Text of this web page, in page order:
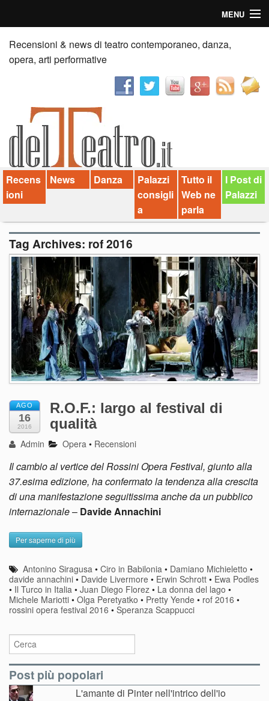
MENU
Home
Recensioni
News
Palazzi consiglia
Video
Chi siamo
Contatti
dT in English
Recensioni & news di teatro contemporaneo, danza,
opera, arti performative
Recens
ioni
News Danza
Palazzi
consigli
a
Tutto il
Web ne
parla
I Post di
Palazzi
Tag Archives: rof 2016
AGO
16
2016
R.O.F.: largo al festival di
qualità
Admin Opera • Recensioni
Il cambio al vertice del Rossini Opera Festival, giunto alla
37.esima edizione, ha confermato la tendenza alla crescita
di una manifestazione seguitissima anche da un pubblico
internazionale– Davide Annachini
Per saperne di più
Antonino Siragusa •Ciro in Babilonia • Damiano Michieletto •
davide annachini • Davide Livermore • Erwin Schrott • Ewa Podles
• Il Turco in Italia • Juan Diego Florez • La donna del lago •
Michele Mariotti • Olga Peretyatko • Pretty Yende • rof 2016 •
rossini opera festival 2016 • Speranza Scappucci
Post più popolari
L'amante di Pinter nell'intrico dell'io